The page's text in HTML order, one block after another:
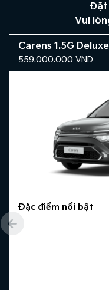
Đặt
Vui
Carens 1.5G Deluxe
559.000.000 VND
Đặc điểm nổi bật